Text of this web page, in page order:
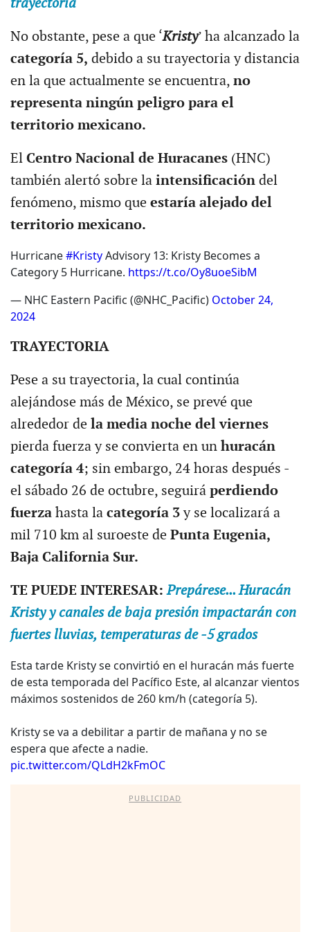
trayectoria
No obstante, pese a que ‘Kristy’ ha alcanzado la
categoría 5, debido a su trayectoria y distancia
en la que actualmente se encuentra, no
representa ningún peligro para el
territorio mexicano.
ElCentro Nacional de Huracanes(HNC)
también alertó sobre la intensificación del
fenómeno, mismo queestaría alejado del
territorio mexicano.
Hurricane#KristyAdvisory 13: Kristy Becomes a
Category 5 Hurricane. https://t.co/Oy8uoeSibM
— NHC Eastern Pacific (@NHC_Pacific) October 24,
2024
TRAYECTORIA
Pese a su trayectoria, la cual continúa
alejándose más de México, se prevé que
alrededor dela media noche del viernes
pierda fuerza y se convierta en un huracán
categoría 4; sin embargo, 24 horas después -
el sábado 26 de octubre, seguiráperdiendo
fuerzahasta la categoría 3y se localizará a
mil 710 km al suroeste dePunta Eugenia,
Baja California Sur.
TE PUEDE INTERESAR:Prepárese... Huracán
Kristy y canales de baja presión impactarán con
fuertes lluvias, temperaturas de -5 grados
Esta tarde Kristy se convirtió en el huracán más fuerte
de esta temporada del Pacífico Este, al alcanzar vientos
máximos sostenidos de 260 km/h (categoría 5).
Kristy se va a debilitar a partir de mañana y no se
espera que afecte a nadie.
pic.twitter.com/QLdH2kFmOC
PUBLICIDAD